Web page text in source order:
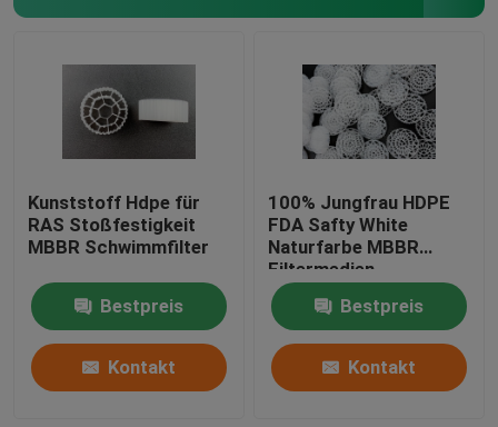
BIO-Kugeln Filtermedien
Biofiltermaterial
mbbr Wasserbehandlung
Kunststoff Hdpe für
RAS Stoßfestigkeit
MBBR Schwimmfilter
Bestpreis
Kontakt
100% Jungfrau HDPE
FDA Safty White
Naturfarbe MBBR
Filtermedien
Bestpreis
Kontakt